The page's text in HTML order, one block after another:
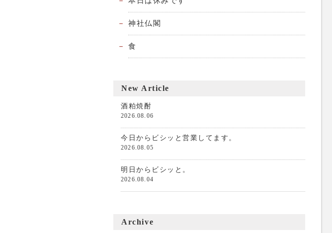
神社仏閣
食
New Article
酒粕焼酎
2026.08.06
今日からビシッと営業してます。
2026.08.05
明日からビシッと。
2026.08.04
Archive